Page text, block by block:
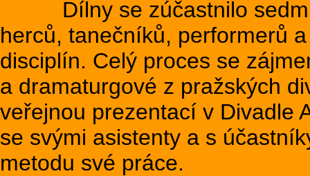
Dílny se zúčastnilo
herců, tanečníků, performerů
disciplín. Celý proces se
a dramaturgové z pražských
veřejnou prezentací v Divadle
se svými asistenty a s
metodu své práce.